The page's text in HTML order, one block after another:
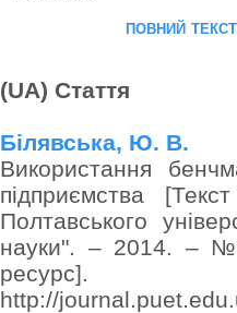
повний текст
(UA) Стаття
Білявська, Ю. В.
Використання
підприємства
Полтавського
науки". – 2014. –
http://